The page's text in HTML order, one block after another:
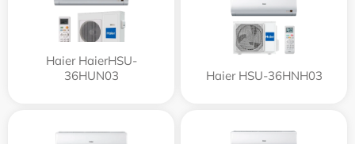
Haier HaierHSU-
36HUN03
Haier HSU-36HNH03